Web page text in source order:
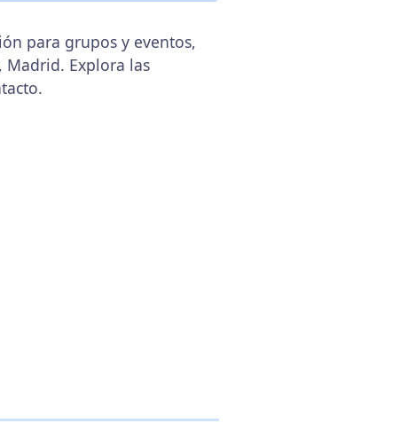
para grupos y eventos,
Madrid. Explora las